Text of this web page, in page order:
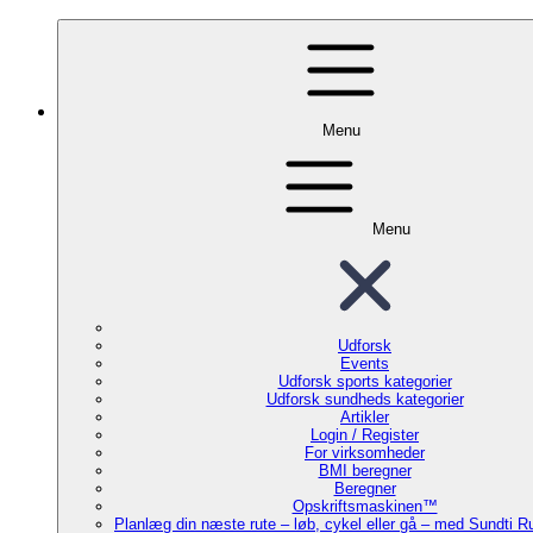
Menu
Menu
Udforsk
Events
Udforsk sports kategorier
Udforsk sundheds kategorier
Artikler
Login / Register
For virksomheder
BMI beregner
Beregner
Opskriftsmaskinen™
Planlæg din næste rute – løb, cykel eller gå – med Sundti